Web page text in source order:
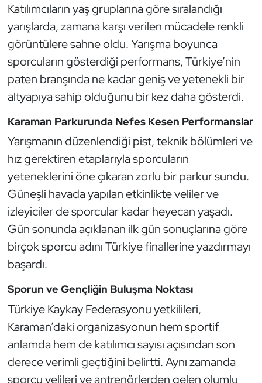
Katılımcıların yaş gruplarına göre sıralandığı
yarışlarda, zamana karşı verilen mücadele renkli
görüntülere sahne oldu. Yarışma boyunca
sporcuların gösterdiği performans, Türkiye’nin
paten branşında ne kadar geniş ve yetenekli bir
altyapıya sahip olduğunu bir kez daha gösterdi.
Karaman Parkurunda Nefes Kesen Performanslar
Yarışmanın düzenlendiği pist, teknik bölümleri ve
hız gerektiren etaplarıyla sporcuların
yeteneklerini öne çıkaran zorlu bir parkur sundu.
Güneşli havada yapılan etkinlikte veliler ve
izleyiciler de sporcular kadar heyecan yaşadı.
Gün sonunda açıklanan ilk gün sonuçlarına göre
birçok sporcu adını Türkiye finallerine yazdırmayı
başardı.
Sporun ve Gençliğin Buluşma Noktası
Türkiye Kaykay Federasyonu yetkilileri,
Karaman’daki organizasyonun hem sportif
anlamda hem de katılımcı sayısı açısından son
derece verimli geçtiğini belirtti. Aynı zamanda
sporcu velileri ve antrenörlerden gelen olumlu
Judo ve Kuraş
Kano ve Rafting
Karate
Kayak
Kick Boks
Kürek
Masa Tenisi
Modern Pentatlon
Muay Thai
Okçuluk
Optimist